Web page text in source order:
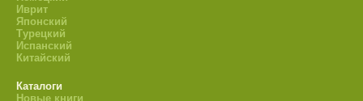
Иврит
Японский
Турецкий
Испанский
Китайский
Каталоги
Новые книги